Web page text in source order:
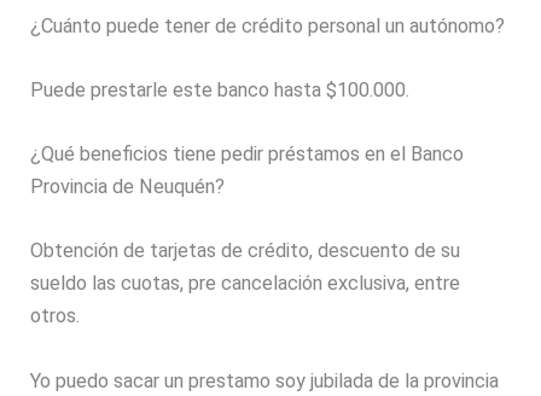
¿Cuánto puede tener de crédito personal un autónomo?
Puede prestarle este banco hasta $100.000.
¿Qué beneficios tiene pedir préstamos en el Banco
Provincia de Neuquén?
Obtención de tarjetas de crédito, descuento de su
sueldo las cuotas, pre cancelación exclusiva, entre
otros.
Yo puedo sacar un prestamo soy jubilada de la provincia